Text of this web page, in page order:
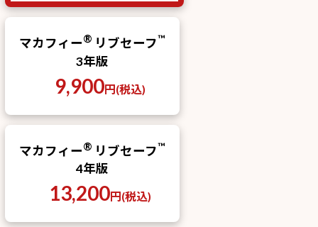
マカフィー® リブセーフ™
3年版
9,900円(税込)
マカフィー® リブセーフ™
4年版
13,200円(税込)